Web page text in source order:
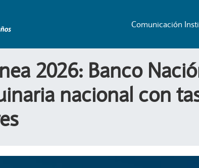
Comunicación
2026: Banco
nacional con